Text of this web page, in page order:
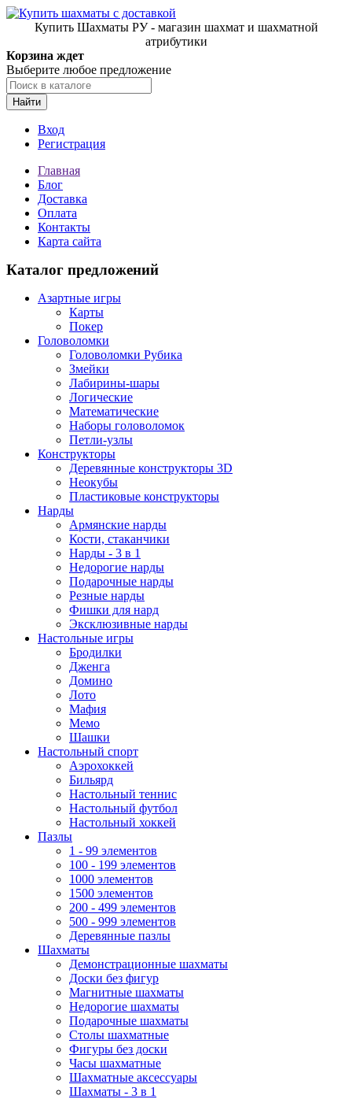
Купить Шахматы РУ - магазин шахмат и шахматной
атрибутики
Корзина ждет
Выберите любое предложение
Найти
Вход
Регистрация
Главная
Блог
Доставка
Оплата
Контакты
Карта сайта
Каталог предложений
Азартные игры
Карты
Покер
Головоломки
Головоломки Рубика
Змейки
Лабирины-шары
Логические
Математические
Наборы головоломок
Петли-узлы
Конструкторы
Деревянные конструкторы 3D
Неокубы
Пластиковые конструкторы
Нарды
Армянские нарды
Кости, стаканчики
Нарды - 3 в 1
Недорогие нарды
Подарочные нарды
Резные нарды
Фишки для нард
Эксклюзивные нарды
Настольные игры
Бродилки
Дженга
Домино
Лото
Мафия
Мемо
Шашки
Настольный спорт
Аэрохоккей
Бильярд
Настольный теннис
Настольный футбол
Настольный хоккей
Пазлы
1 - 99 элементов
100 - 199 элементов
1000 элементов
1500 элементов
200 - 499 элементов
500 - 999 элементов
Деревянные пазлы
Шахматы
Демонстрационные шахматы
Доски без фигур
Магнитные шахматы
Недорогие шахматы
Подарочные шахматы
Столы шахматные
Фигуры без доски
Часы шахматные
Шахматные аксессуары
Шахматы - 3 в 1